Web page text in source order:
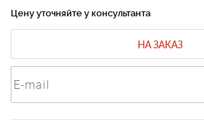
Цену уточняйте у консультанта
НА ЗАКАЗ